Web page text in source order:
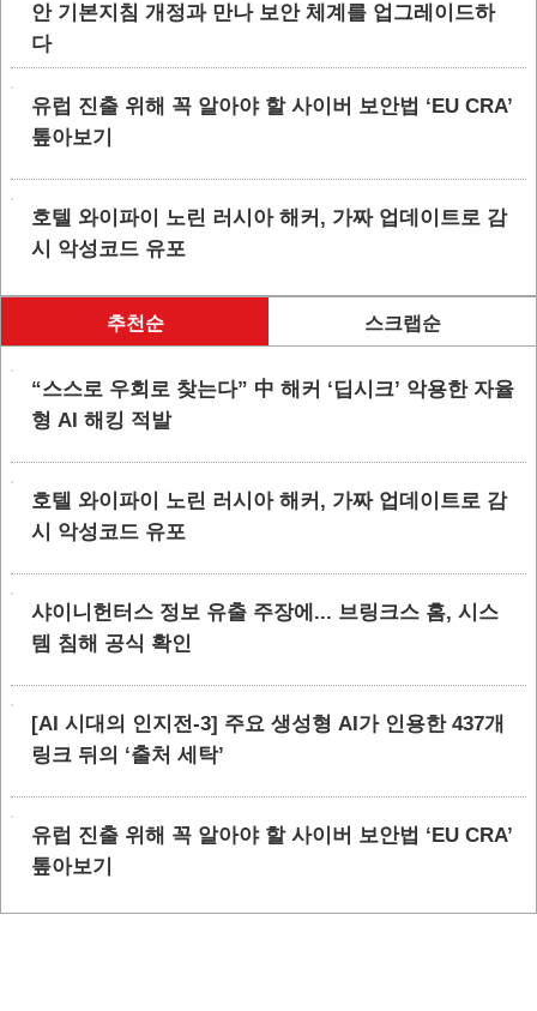
안 기본지침 개정과 만나 보안 체계를 업그레이드하
다
유럽 진출 위해 꼭 알아야 할 사이버 보안법 ‘EU CRA’
톺아보기
호텔 와이파이 노린 러시아 해커, 가짜 업데이트로 감
시 악성코드 유포
추천순 스크랩순
“스스로 우회로 찾는다” 中 해커 ‘딥시크’ 악용한 자율
형 AI 해킹 적발
호텔 와이파이 노린 러시아 해커, 가짜 업데이트로 감
시 악성코드 유포
샤이니헌터스 정보 유출 주장에... 브링크스 홈, 시스
템 침해 공식 확인
[AI 시대의 인지전-3] 주요 생성형 AI가 인용한 437개
링크 뒤의 ‘출처 세탁’
유럽 진출 위해 꼭 알아야 할 사이버 보안법 ‘EU CRA’
톺아보기